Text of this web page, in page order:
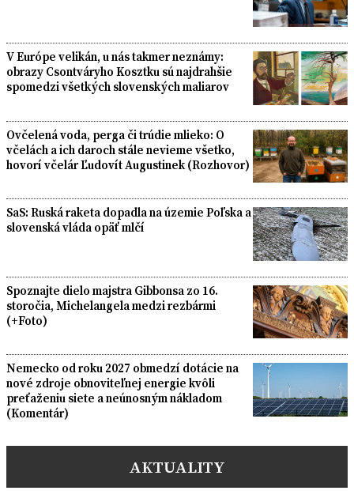
V Európe velikán, u nás takmer neznámy:
obrazy Csontváryho Kosztku sú najdrahšie
spomedzi všetkých slovenských maliarov
Ovčelená voda, perga či trúdie mlieko: O
včelách a ich daroch stále nevieme všetko,
hovorí včelár Ľudovít Augustinek (Rozhovor)
SaS: Ruská raketa dopadla na územie Poľska a
slovenská vláda opäť mlčí
Spoznajte dielo majstra Gibbonsa zo 16.
storočia, Michelangela medzi rezbármi
(+Foto)
Nemecko od roku 2027 obmedzí dotácie na
nové zdroje obnoviteľnej energie kvôli
preťaženiu siete a neúnosným nákladom
(Komentár)
AKTUALITY